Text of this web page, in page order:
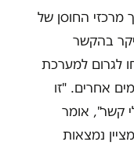
החוסן של
בהקשר
לגרום למערכת
אחרים. "זו
קשר", אומר
נמצאות